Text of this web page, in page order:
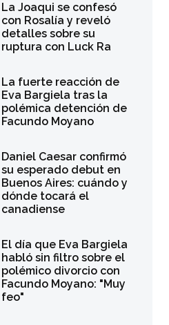
La Joaqui se confesó
con Rosalía y reveló
detalles sobre su
ruptura con Luck Ra
La fuerte reacción de
Eva Bargiela tras la
polémica detención de
Facundo Moyano
Daniel Caesar confirmó
su esperado debut en
Buenos Aires: cuándo y
dónde tocará el
canadiense
El día que Eva Bargiela
habló sin filtro sobre el
polémico divorcio con
Facundo Moyano: "Muy
feo"